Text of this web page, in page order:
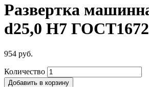
Развертка
d25,0 Н7
954 руб.
Количество
Добавить в корзину